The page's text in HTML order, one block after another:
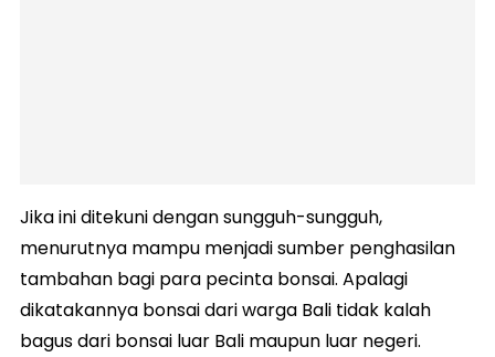
Jika ini ditekuni dengan sungguh-sungguh,
menurutnya mampu menjadi sumber penghasilan
tambahan bagi para pecinta bonsai. Apalagi
dikatakannya bonsai dari warga Bali tidak kalah
bagus dari bonsai luar Bali maupun luar negeri.